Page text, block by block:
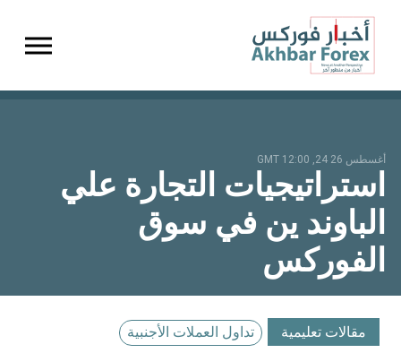
أغسطس 26 24, 12:00 GMT
استراتيجيات التجارة علي
الباوند ين في سوق
الفوركس
مقالات تعليمية تداول العملات الأجنبية